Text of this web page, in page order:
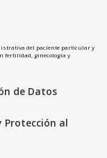
del paciente particular y
fertilidad, ginecología y
de Datos
Protección al